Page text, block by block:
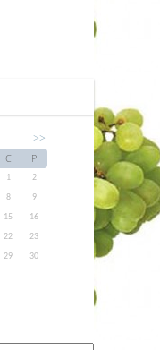
>>
C P
1
2
8
9
15
16
22
23
29
30